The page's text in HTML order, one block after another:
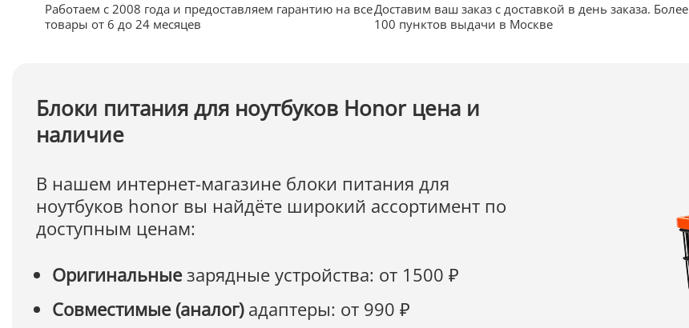
Работаем с 2008 года и предоставляем гарантию на все
товары от 6 до 24 месяцев
Доставим ваш заказ с доставкой в день заказа. Более
100 пунктов выдачи в Москве
Блоки питания для ноутбуков Honor цена и
наличие
В нашем интернет-магазине блоки питания для
ноутбуков honor вы найдёте широкий ассортимент по
доступным ценам:
Оригинальные зарядные устройства: от 1500 ₽
Совместимые (аналог)адаптеры: от 990 ₽